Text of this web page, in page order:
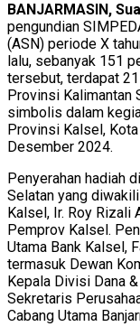
BANJARMASIN,
pengundian
(ASN) periode X
lalu, sebanyak 151
tersebut, terdapat
Provinsi Kalimantan
simbolis dalam
Provinsi Kalsel,
Desember 2024.
Penyerahan hadiah
Selatan yang
Kalsel, Ir. Roy Rizali
Pemprov Kalsel.
Utama Bank Kalsel,
termasuk Dewan
Kepala Divisi Dana
Sekretaris
Cabang Utama